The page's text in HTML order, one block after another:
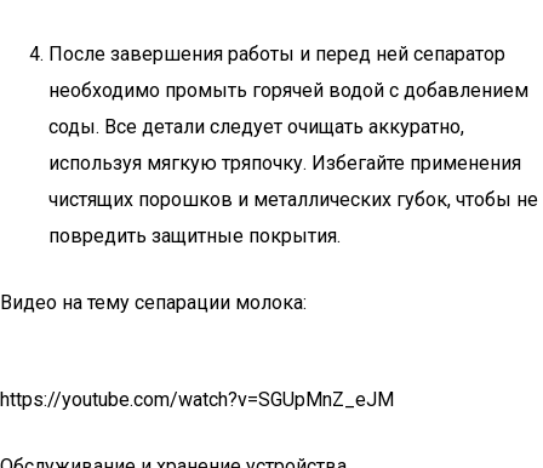
После завершения работы и перед ней сепаратор
необходимо промыть горячей водой с добавлением
соды. Все детали следует очищать аккуратно,
используя мягкую тряпочку. Избегайте применения
чистящих порошков и металлических губок, чтобы не
повредить защитные покрытия.
Видео на тему сепарации молока:
https://youtube.com/watch?v=SGUpMnZ_eJM